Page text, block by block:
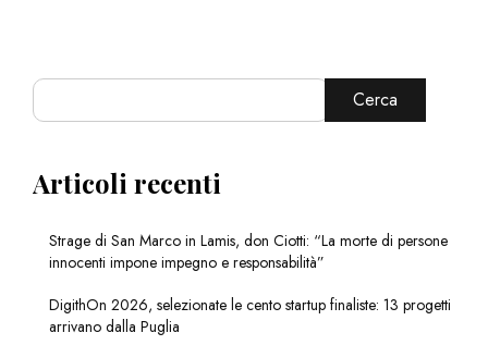
Cerca
Articoli recenti
Strage di San Marco in Lamis, don Ciotti: “La morte di persone
innocenti impone impegno e responsabilità”
DigithOn 2026, selezionate le cento startup finaliste: 13 progetti
arrivano dalla Puglia